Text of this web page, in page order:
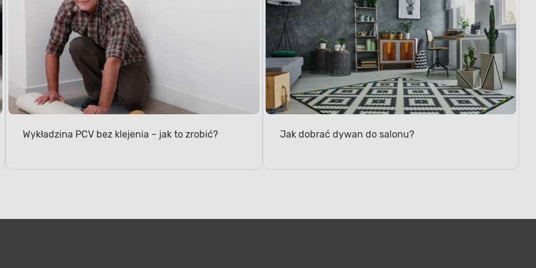
Wykładzina PCV bez klejenia – jak to zrobić? Jak dobrać dywan do salonu?